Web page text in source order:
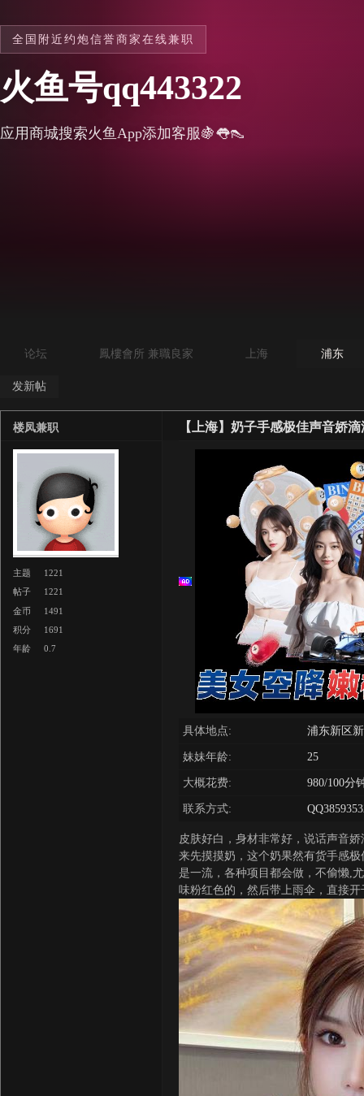
全国附近约炮信誉商家在线兼职
火鱼号qq443322
应用商城搜索火鱼App添加客服🍇👅👠
论坛 鳳樓會所 兼職良家 上海 浦东
发新帖
【上海】奶子手感极佳声音娇
楼凤兼职
主题
1221
帖子
1221
金币
1491
积分
1691
年龄
0.7
具体地点: 浦东新区
妹妹年龄: 25
大概花费: 980/100分
联系方式:
皮肤好白，身材非常好，说话声音
来先摸摸奶，这个奶果然有货手感
是一流，各种项目都会做，不偷懒,
味粉红色的，然后带上雨伞，直接